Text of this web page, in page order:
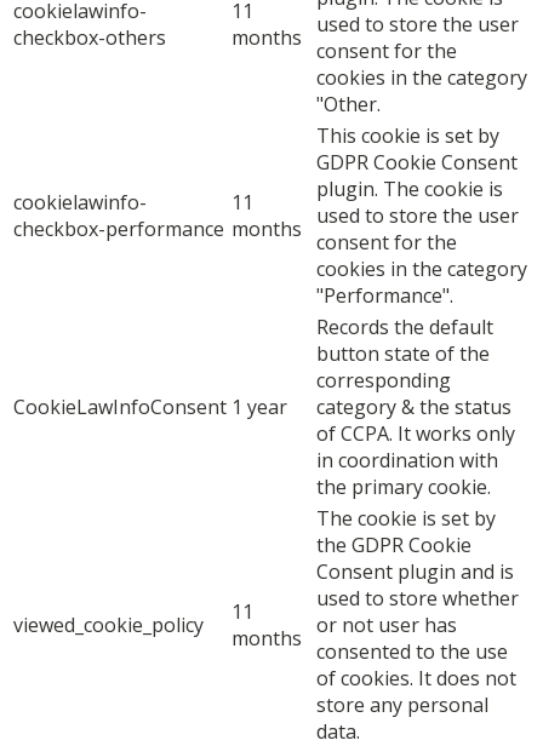
cookielawinfo-
checkbox-others
11
months
used to store the user
consent for the
cookies in the category
"Other.
cookielawinfo-
checkbox-performance
11
months
This cookie is set by
GDPR Cookie Consent
plugin. The cookie is
used to store the user
consent for the
cookies in the category
"Performance".
CookieLawInfoConsent 1 year
Records the default
button state of the
corresponding
category & the status
of CCPA. It works only
in coordination with
the primary cookie.
viewed_cookie_policy
11
months
The cookie is set by
the GDPR Cookie
Consent plugin and is
used to store whether
or not user has
consented to the use
of cookies. It does not
store any personal
data.